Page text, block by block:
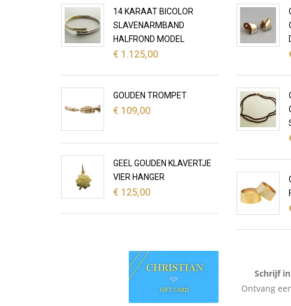
14 KARAAT BICOLOR
SLAVENARMBAND
HALFROND MODEL
€ 1.125,00
GOUDEN TROMPET
€ 109,00
GEEL GOUDEN KLAVERTJE
VIER HANGER
€ 125,00
Schrijf
Ontvang